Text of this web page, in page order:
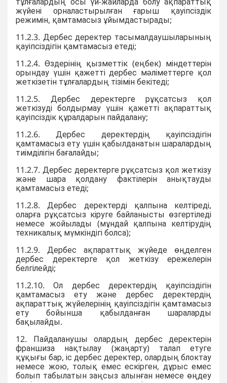
жүйені орналастырылған ғарыш қауіпсіздік
режимін, қамтамасыз ұйымдастырады;
11.2.3. Дербес деректер тасымалдаушыларының
қауіпсіздігін қамтамасыз етеді;
11.2.4. Өздерінің қызметтік (еңбек) міндеттерін
орындау үшін қажетті дербес мәліметтерге қол
жеткізетін тұлғалардың тізімін бекітеді;
11.2.5. Дербес деректерге рұқсатсыз қол
жеткізуді болдырмау үшін қажетті ақпараттық
қауіпсіздік құралдарын пайдалану;
11.2.6. Дербес деректердің қауіпсіздігін
қамтамасыз ету үшін қабылданатын шаралардың
тиімділігін бағалайды;
11.2.7. Дербес деректерге рұқсатсыз қол жеткізу
және шара қолдану фактілерін анықтауды
қамтамасыз етеді;
11.2.8. Дербес деректерді қалпына келтіреді,
оларға рұқсатсыз кіруге байланысты өзгертіледі
немесе жойылады (мұндай қалпына келтірудің
техникалық мүмкіндігі болса);
11.2.9. Дербес ақпараттық жүйеде өңделген
дербес деректерге қол жеткізу ережелерін
белгілейді;
11.2.10. Ол дербес деректердің қауіпсіздігін
қамтамасыз ету және дербес деректердің
ақпараттық жүйелерінің қауіпсіздігін қамтамасыз
ету бойынша қабылданған шараларды
бақылайды.
12. Пайдаланушы олардың дербес деректерін
франшиза нақтылау (жаңарту) талап етуге
құқығы бар, іс дербес деректер, олардың блоктау
немесе жою, толық емес ескірген, дұрыс емес
болып табылатын заңсыз алынған немесе өңдеу